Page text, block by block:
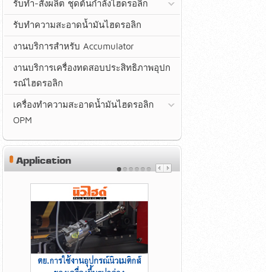
รับทำ-สั่งผลิต ชุดต้นกำลังไฮดรอลิก
รับทำความสะอาดน้ำมันไฮดรอลิก
งานบริการสำหรับ Accumulator
งานบริการเครื่องทดสอบประสิทธิภาพอุปก
รณ์ไฮดรอลิก
เครื่องทำความสะอาดน้ำมันไฮดรอลิก
OPM
Application